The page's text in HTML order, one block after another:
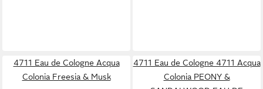
4711 Eau de Cologne Acqua
Colonia Freesia & Musk
4711 Eau de Cologne 4711 Acqua
Colonia PEONY &